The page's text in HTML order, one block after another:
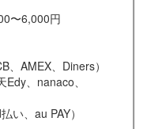
〜6,000円
、AMEX、Diners）
、nanaco、
い、au PAY）